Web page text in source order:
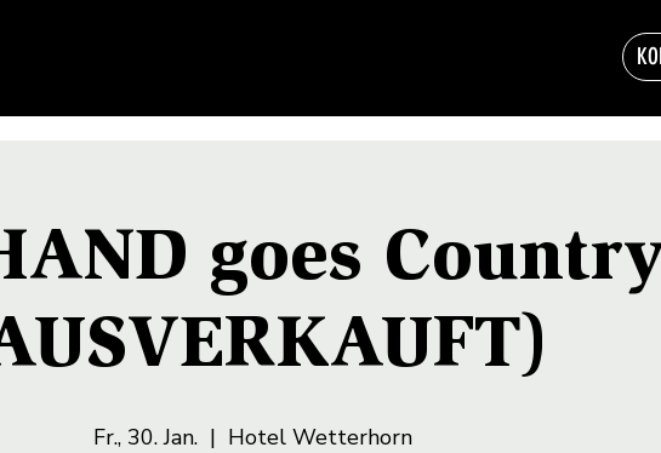
goes
Fr., 30. Jan.
  |
Hotel Wetterhorn